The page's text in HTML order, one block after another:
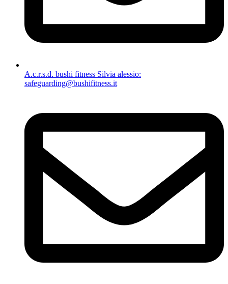
A.c.r.s.d. bushi fitness Silvia alessio:
safeguarding@bushifitness.it